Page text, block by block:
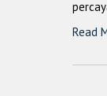
Read